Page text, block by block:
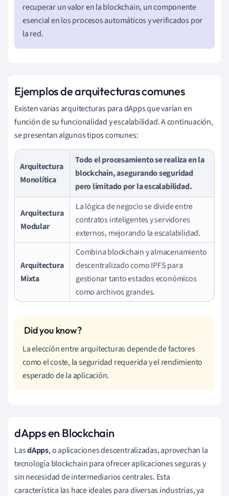
recuperar un valor en la blockchain, un componente
esencial en los procesos automáticos y verificados por
la red.
Ejemplos de arquitecturas comunes
Existen varias arquitecturas para dApps que varían en
función de su funcionalidad y escalabilidad. A continuación,
se presentan algunos tipos comunes:
Arquitectura
Monolítica
Todo el procesamiento se realiza en la
blockchain, asegurando seguridad
pero limitado por la escalabilidad.
Arquitectura
Modular
La lógica de negocio se divide entre
contratos inteligentes y servidores
externos, mejorando la escalabilidad.
Arquitectura
Mixta
Combina blockchain y almacenamiento
descentralizado como IPFS para
gestionar tanto estados económicos
como archivos grandes.
La elección entre arquitecturas depende de factores
como el coste, la seguridad requerida y el rendimiento
esperado de la aplicación.
dApps en Blockchain
LasdApps, o aplicaciones descentralizadas, aprovechan la
tecnología blockchain para ofrecer aplicaciones seguras y
sin necesidad de intermediarios centrales. Esta
característica las hace ideales para diversas industrias, ya